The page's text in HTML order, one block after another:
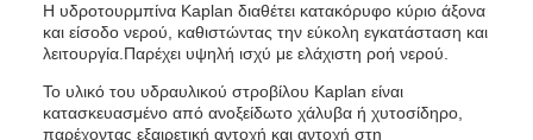
Η υδροτουρμπίνα Kaplan διαθέτει κατακόρυφο κύριο άξονα
και είσοδο νερού, καθιστώντας την εύκολη εγκατάσταση και
λειτουργία.Παρέχει υψηλή ισχύ με ελάχιστη ροή νερού.
Το υλικό του υδραυλικού στροβίλου Kaplan είναι
κατασκευασμένο από ανοξείδωτο χάλυβα ή χυτοσίδηρο,
παρέχοντας εξαιρετική αντοχή και αντοχή στη